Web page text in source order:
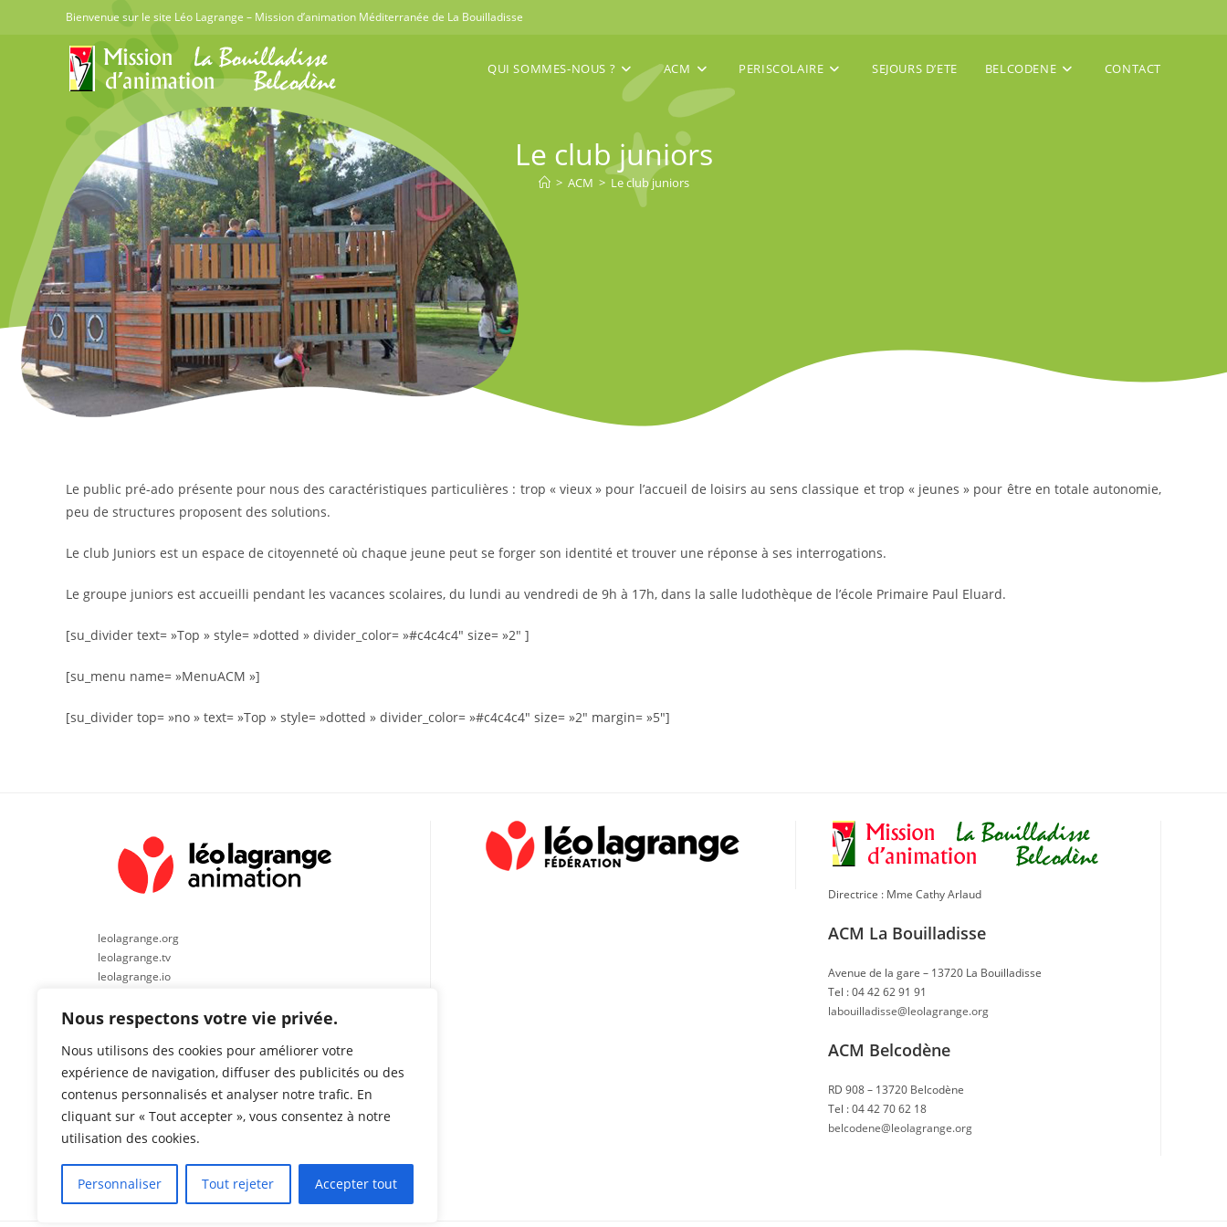
Nous respectons votre vie privée.
Nous utilisons des cookies pour améliorer votre
expérience de navigation, diffuser des publicités ou des
contenus personnalisés et analyser notre trafic. En
cliquant sur « Tout accepter », vous consentez à notre
utilisation des cookies.
Personnaliser Tout rejeter Accepter tout
Bienvenue sur le site Léo Lagrange – Mission d’animation Méditerranée de La Bouilladisse
QUI SOMMES-NOUS ? ACM PERISCOLAIRE SEJOURS D’ETE BELCODENE CONTACT
Le club juniors
> ACM > Le club juniors
Le public pré-ado présente pour nous des caractéristiques particulières : trop « vieux » pour l’accueil de loisirs au sens classique et trop « jeunes » pour être en totale autonomie,
peu de structures proposent des solutions.
Le club Juniors est un espace de citoyenneté où chaque jeune peut se forger son identité et trouver une réponse à ses interrogations.
Le groupe juniors est accueilli pendant les vacances scolaires, du lundi au vendredi de 9h à 17h, dans la salle ludothèque de l’école Primaire Paul Eluard.
[su_divider text= »Top » style= »dotted » divider_color= »#c4c4c4″ size= »2″ ]
[su_menu name= »MenuACM »]
[su_divider top= »no » text= »Top » style= »dotted » divider_color= »#c4c4c4″ size= »2″ margin= »5″]
leolagrange.org
leolagrange.tv
leolagrange.io
leolagrange-sport.org
leolagrange-conso.org
leolagrange-vieasso.fr
bafa-bafd.org
fr.carbonescolere.com
leolagrange-recrute.fr
Directrice : Mme Cathy Arlaud
ACM La Bouilladisse
Avenue de la gare – 13720 La Bouilladisse
Tel : 04 42 62 91 91
labouilladisse@leolagrange.org
ACM Belcodène
RD 908 – 13720 Belcodène
Tel : 04 42 70 62 18
belcodene@leolagrange.org